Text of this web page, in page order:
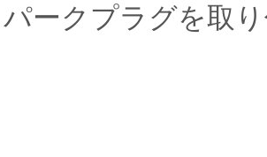
ークプラグを取